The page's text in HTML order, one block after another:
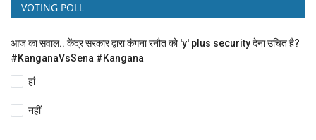
VOTING POLL
आज का सवाल.. केंद्र सरकार द्वारा कंगना रनौत को 'y' plus security देना उचित है?
#KanganaVsSena #Kangana
हां
नहीं